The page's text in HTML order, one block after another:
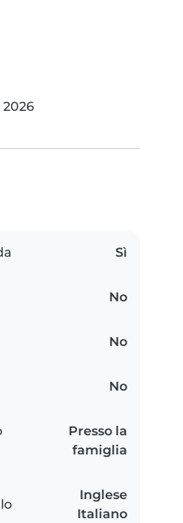
Sì
No
No
No
Presso la
famiglia
Inglese
Italiano